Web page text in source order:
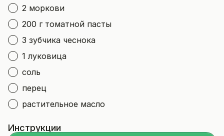
2 моркови
200 г томатной пасты
3 зубчика чеснока
1 луковица
соль
перец
растительное масло
Инструкции